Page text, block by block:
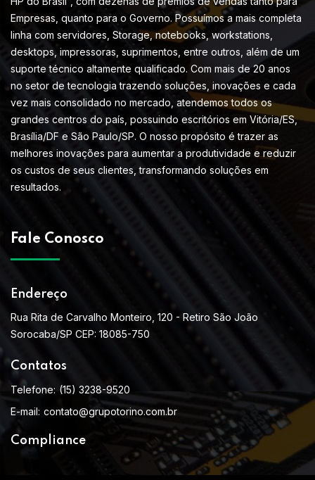
Empresas, quanto para o Governo. Possuímos a mais completa
linha com servidores, Storage, notebooks, workstations,
desktops, impressoras, suprimentos, entre outros, além de um
suporte técnico altamente qualificado. Com mais de 20 anos
no setor de tecnologia trazendo soluções, inovações e cada
vez mais consolidado no mercado, atendemos todos os
grandes centros do país, possuindo escritórios em Vitória/ES,
Brasília/DF e São Paulo/SP. O nosso propósito é trazer as
melhores inovações para aumentar a produtividade e reduzir
os custos de seus clientes, transformando soluções em
resultados.
Fale Conosco
Endereço
Rua Rita de Carvalho Monteiro, 120 - Retiro São João
Sorocaba/SP CEP: 18085-750
Contatos
Telefone: (15) 3238-9520
E-mail: contato@grupotorino.com.br
Compliance